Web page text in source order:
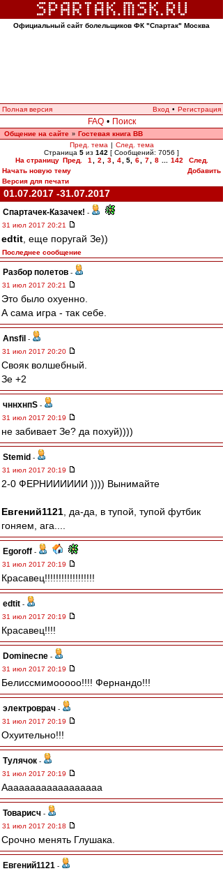
Официальный сайт болельщиков ФК "Спартак" Москва
Полная версия Вход • Регистрация
FAQ • Поиск
Общение на сайте » Гостевая книга ВВ
Пред. тема | След. тема
Страница 5 из 142 [ Сообщений: 7056 ]
На страницу Пред. 1 2 3 4 5, 6 7 8 142
След.
Начать новую тему
Добавить
Версия для печати
01.07.2017 -31.07.2017
Спартачек-Казачек! -
31 июл 2017 20:21
edtit , еще поругай Зе))
Последнее сообщение
Разбор полетов -
31 июл 2017 20:21
Это было охуенно.
А сама игра - так себе.
Ansfil -
31 июл 2017 20:20
Свояк волшебный.
Зе +2
чннхнпS -
31 июл 2017 20:19
не забивает Зе? да похуй))))
Stemid -
31 июл 2017 20:19
2-0 ФЕРНИИИИИИ )))) Вынимайте
Евгений1121 , да-да, в тупой, тупой футбик
гоняем, ага....
Egoroff -
31 июл 2017 20:19
Красавец!!!!!!!!!!!!!!!!!!
edtit -
31 июл 2017 20:19
Красавец!!!!
Dominecne -
31 июл 2017 20:19
Белиссмимооооо!!!! Фернандо!!!
электроврач -
31 июл 2017 20:19
Охуительно!!!
Тулячок -
31 июл 2017 20:19
Аааааааааааааааааа
Товарисч -
31 июл 2017 20:18
Срочно менять Глушака.
Евгений1121 -